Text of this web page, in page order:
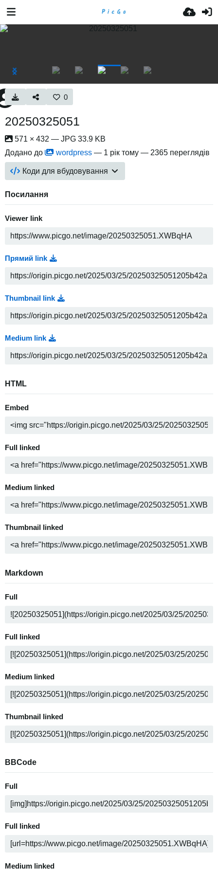
0
20250325051
571 × 432 — JPG 33.9 KB
Додано до
wordpress — 1 рік тому — 2365 переглядів
Коди для вбудовування
Посилання
Viewer link
Прямий link
Thumbnail link
Medium link
HTML
Embed
Full linked
Medium linked
Thumbnail linked
Markdown
Full
Full linked
Medium linked
Thumbnail linked
BBCode
Full
Full linked
Medium linked